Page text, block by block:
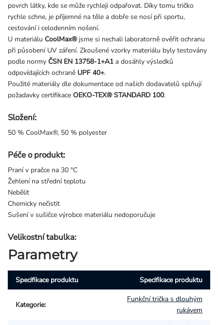
povrch látky, kde se může rychleji odpařovat. Díky tomu tričko
rychle schne, je příjemné na těle a dobře se nosí při sportu,
cestování i celodenním nošení.
U materiálu CoolMax®jsme si nechali laboratorně ověřit ochranu
při působení UV záření. Zkoušené vzorky materiálu byly testovány
podle normy ČSN EN 13758-1+A1 a dosáhly výsledků
odpovídajících ochraně UPF 40+.
Použité materiály dle dokumentace od našich dodavatelů splňují
požadavky certifikace OEKO-TEX® STANDARD 100.
Složení:
50 % CoolMax®, 50 % polyester
Péče o produkt:
Praní v pračce na 30 °C
Žehlení na střední teplotu
Nebělit
Chemicky nečistit
Sušení v sušičce výrobce materiálu nedoporučuje
Velikostní tabulka:
Parametry
Specifikace produktu Specifikace produktu
Kategorie:
Funkční trička s dlouhým
rukávem